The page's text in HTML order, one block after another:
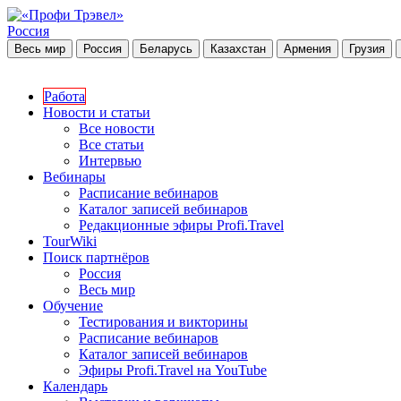
Россия
Весь мир Россия Беларусь Казахстан Армения Грузия
Работа
Новости и статьи
Все новости
Все статьи
Интервью
Вебинары
Расписание вебинаров
Каталог записей вебинаров
Редакционные эфиры Profi.Travel
TourWiki
Поиск партнёров
Россия
Весь мир
Обучение
Тестирования и викторины
Расписание вебинаров
Каталог записей вебинаров
Эфиры Profi.Travel на YouTube
Календарь